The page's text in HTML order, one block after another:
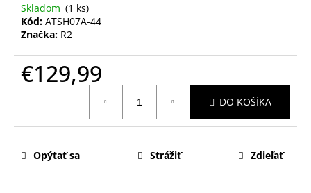
Skladom (1 ks)
Kód: ATSH07A-44
Značka: R2
€129,99
DO KOŠÍKA
Opýtať sa Strážiť Zdieľať